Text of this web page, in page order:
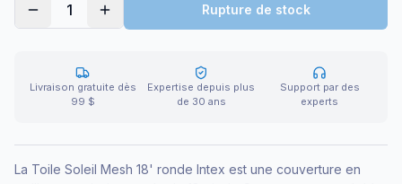
1 Rupture de stock
Livraison gratuite dès
99 $
Expertise depuis plus
de 30 ans
Support par des
experts
La Toile Soleil Mesh 18' ronde Intex est une couverture en